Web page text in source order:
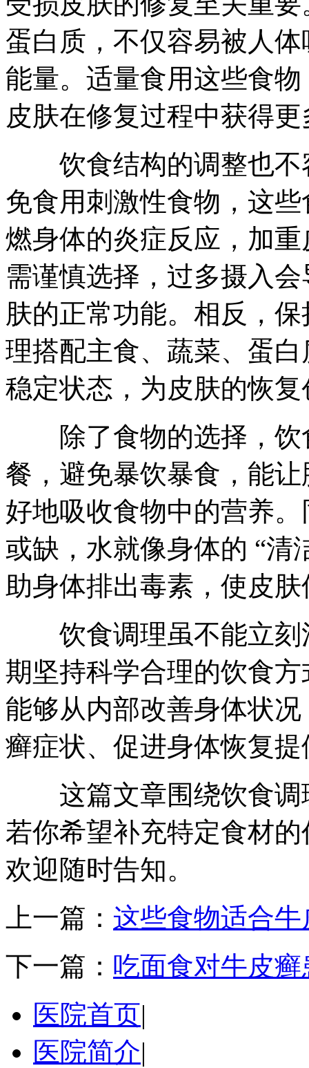
蛋白质，不仅容易被人
能量。适量食用这些食
皮肤在修复过程中获得
饮食结构的调整也不
免食用刺激性食物，这
燃身体的炎症反应，加
需谨慎选择，过多摄入
肤的正常功能。相反，
理搭配主食、蔬菜、蛋
稳定状态，为皮肤的恢
除了食物的选择，饮
餐，避免暴饮暴食，能
好地吸收食物中的营养
或缺，水就像身体的 “清
助身体排出毒素，使皮
饮食调理虽不能立刻
期坚持科学合理的饮食
能够从内部改善身体状
癣症状、促进身体恢复
这篇文章围绕饮食调
若你希望补充特定食材
欢迎随时告知。​
上一篇： 这些食物适合
下一篇： 吃面食对牛皮
医院首页|
医院简介|